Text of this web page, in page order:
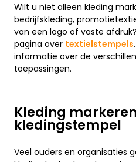
Wilt u niet alleen kleding
bedrijfskleding,
van een logo of vaste
pagina over textielstempels
informatie over de
toepassingen.
Kleding
kledingstempel
Veel ouders en organisaties